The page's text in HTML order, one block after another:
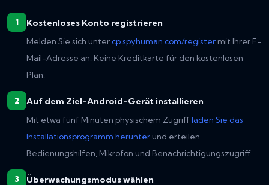
Kostenloses Konto registrieren
Melden Sie sich untercp.spyhuman.com/register mit Ihrer E-
Mail-Adresse an. Keine Kreditkarte für den kostenlosen
Plan.
Auf dem Ziel-Android-Gerät installieren
Mit etwa fünf Minuten physischem Zugriffladen Sie das
Installationsprogramm herunter und erteilen
Bedienungshilfen, Mikrofon und Benachrichtigungszugriff.
Überwachungsmodus wählen